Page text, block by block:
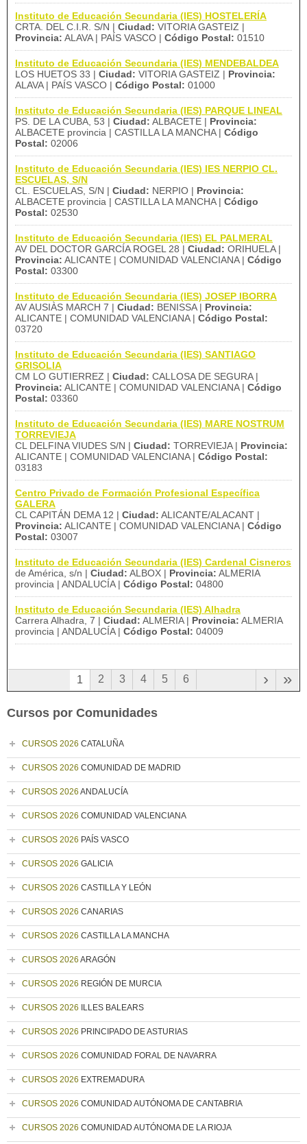
Instituto de Educación Secundaria (IES) HOSTELERÍA
CRTA. DEL C.I.R. S/N | Ciudad: VITORIA GASTEIZ |
Provincia: ALAVA | PAÍS VASCO | Código Postal: 01510
Instituto de Educación Secundaria (IES) MENDEBALDEA
LOS HUETOS 33 | Ciudad: VITORIA GASTEIZ | Provincia:
ALAVA | PAÍS VASCO | Código Postal: 01000
Instituto de Educación Secundaria (IES) PARQUE LINEAL
PS. DE LA CUBA, 53 | Ciudad: ALBACETE | Provincia:
ALBACETE provincia | CASTILLA LA MANCHA | Código
Postal: 02006
Instituto de Educación Secundaria (IES) IES NERPIO CL.
ESCUELAS, S/N
CL. ESCUELAS, S/N | Ciudad: NERPIO | Provincia:
ALBACETE provincia | CASTILLA LA MANCHA | Código
Postal: 02530
Instituto de Educación Secundaria (IES) EL PALMERAL
AV DEL DOCTOR GARCÍA ROGEL 28 | Ciudad: ORIHUELA |
Provincia: ALICANTE | COMUNIDAD VALENCIANA | Código
Postal: 03300
Instituto de Educación Secundaria (IES) JOSEP IBORRA
AV AUSIÀS MARCH 7 | Ciudad: BENISSA | Provincia:
ALICANTE | COMUNIDAD VALENCIANA | Código Postal:
03720
Instituto de Educación Secundaria (IES) SANTIAGO
GRISOLIA
CM LO GUTIERREZ | Ciudad: CALLOSA DE SEGURA |
Provincia: ALICANTE | COMUNIDAD VALENCIANA | Código
Postal: 03360
Instituto de Educación Secundaria (IES) MARE NOSTRUM
TORREVIEJA
CL DELFINA VIUDES S/N | Ciudad: TORREVIEJA | Provincia:
ALICANTE | COMUNIDAD VALENCIANA | Código Postal:
03183
Centro Privado de Formación Profesional Específica
GALERA
CL CAPITÁN DEMA 12 | Ciudad: ALICANTE/ALACANT |
Provincia: ALICANTE | COMUNIDAD VALENCIANA | Código
Postal: 03007
Instituto de Educación Secundaria (IES) Cardenal Cisneros
de América, s/n | Ciudad: ALBOX | Provincia: ALMERIA
provincia | ANDALUCÍA | Código Postal: 04800
Instituto de Educación Secundaria (IES) Alhadra
Carrera Alhadra, 7 | Ciudad: ALMERIA | Provincia: ALMERIA
provincia | ANDALUCÍA | Código Postal: 04009
1 2 3 4 5 6 »
›
Cursos por Comunidades
CURSOS 2026 CATALUÑA
CURSOS 2026 COMUNIDAD DE MADRID
CURSOS 2026 ANDALUCÍA
CURSOS 2026 COMUNIDAD VALENCIANA
CURSOS 2026 PAÍS VASCO
CURSOS 2026 GALICIA
CURSOS 2026 CASTILLA Y LEÓN
CURSOS 2026 CANARIAS
CURSOS 2026 CASTILLA LA MANCHA
CURSOS 2026 ARAGÓN
CURSOS 2026 REGIÓN DE MURCIA
CURSOS 2026 ILLES BALEARS
CURSOS 2026 PRINCIPADO DE ASTURIAS
CURSOS 2026 COMUNIDAD FORAL DE NAVARRA
CURSOS 2026 EXTREMADURA
CURSOS 2026 COMUNIDAD AUTÓNOMA DE CANTABRIA
CURSOS 2026 COMUNIDAD AUTÓNOMA DE LA RIOJA